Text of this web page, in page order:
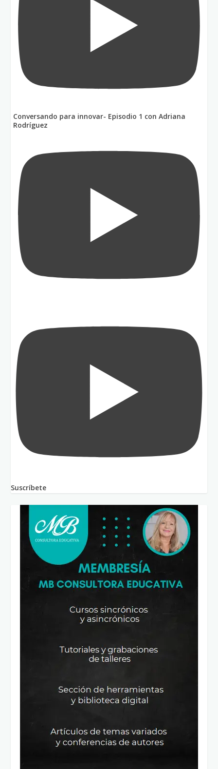
Conversando para innovar- Episodio 1 con Adriana
Rodríguez
Suscríbete